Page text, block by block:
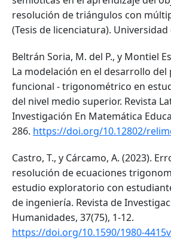
resolución de triángulos con
(Tesis de licenciatura). Universidad
Beltrán Soria, M. del P., y Montiel
La modelación en el desarrollo del
funcional - trigonométrico en
del nivel medio superior. Revista
Investigación En Matemática
286. https://doi.org/10.12802/
Castro, T., y Cárcamo, A. (2023).
resolución de ecuaciones
estudio exploratorio con
de ingeniería. Revista de
Humanidades, 37(75), 1-12.
https://doi.org/10.1590/1980-